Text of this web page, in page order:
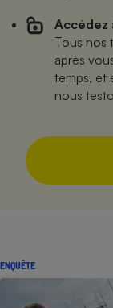
Accédez
Tous nos
après
temps, et
nous
ENQUÊTE